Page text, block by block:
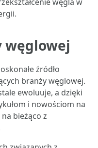
węglowej
źródło
branży węglowej.
ewoluuje, a dzięki
i nowościom na
bieżąco z